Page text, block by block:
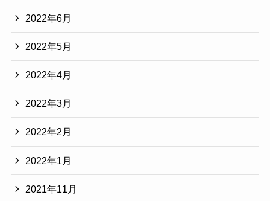
2022年6月
2022年5月
2022年4月
2022年3月
2022年2月
2022年1月
2021年11月